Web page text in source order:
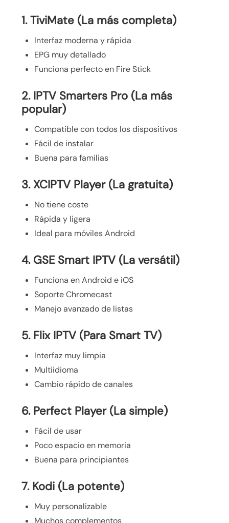
1. TiviMate (La más completa)
Interfaz moderna y rápida
EPG muy detallado
Funciona perfecto en Fire Stick
2. IPTV Smarters Pro (La más
popular)
Compatible con todos los dispositivos
Fácil de instalar
Buena para familias
3. XCIPTV Player (La gratuita)
No tiene coste
Rápida y ligera
Ideal para móviles Android
4. GSE Smart IPTV (La versátil)
Funciona en Android e iOS
Soporte Chromecast
Manejo avanzado de listas
5. Flix IPTV (Para Smart TV)
Interfaz muy limpia
Multiidioma
Cambio rápido de canales
6. Perfect Player (La simple)
Fácil de usar
Poco espacio en memoria
Buena para principiantes
7. Kodi (La potente)
Muy personalizable
Muchos complementos